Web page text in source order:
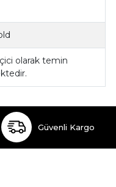
olarak temin
Güvenli Kargo